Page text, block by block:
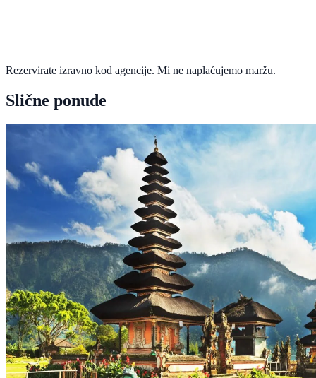
Rezervirate izravno kod agencije. Mi ne naplaćujemo maržu.
Slične ponude